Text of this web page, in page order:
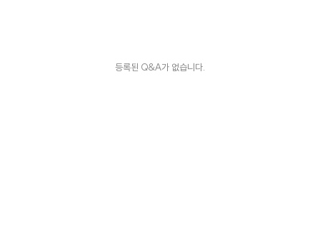
등록된 Q&A가 없습니다.